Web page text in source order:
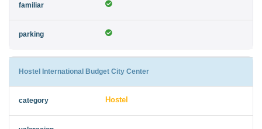
Hostel International Budget City Center
Hostel